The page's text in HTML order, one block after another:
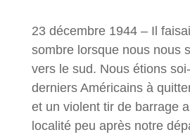
23 décembre 1944 – Il
sombre lorsque nous nous
vers le sud. Nous étions
derniers Américains à
et un violent tir de barrage
localité peu après notre